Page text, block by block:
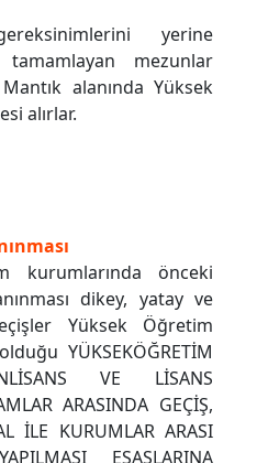
yerine
mezunlar
alanında Yüksek
alırlar.
kurumlarında önceki
dikey, yatay ve
Yüksek Öğretim
YÜKSEKÖĞRETİM
VE LİSANS
ARASINDA GEÇİŞ,
İLE KURUMLAR ARASI
ESASLARINA